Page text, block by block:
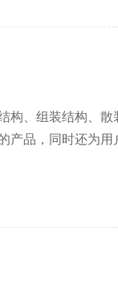
、组装结构、
品，同时还为